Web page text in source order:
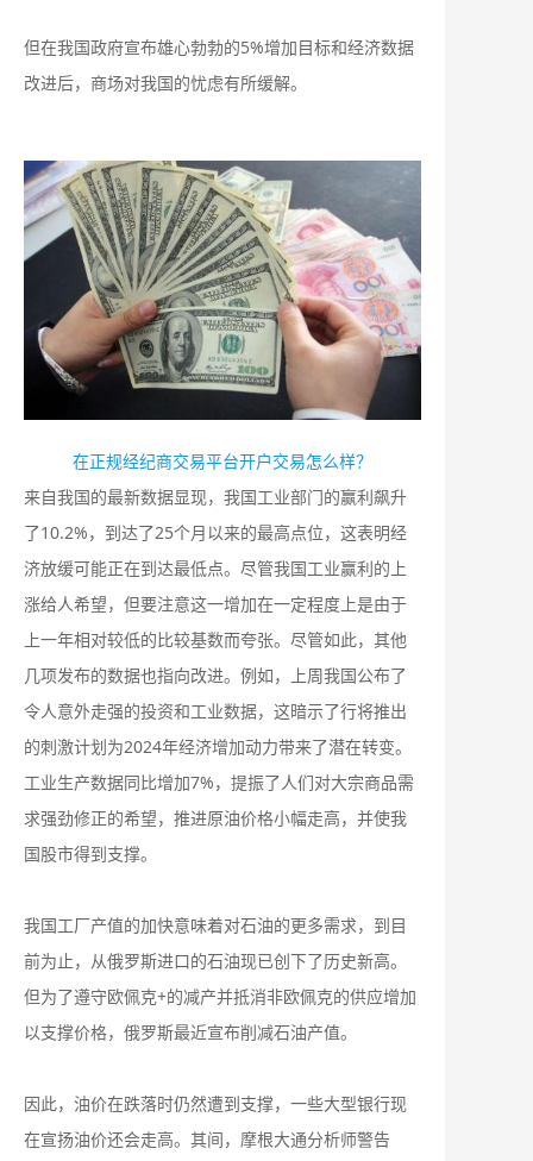
但在我国政府宣布雄心勃勃的5%增加目标和经济数据
改进后，商场对我国的忧虑有所缓解。
在正规经纪商交易平台开户交易怎么样？
来自我国的最新数据显现，我国工业部门的赢利飙升
了10.2%，到达了25个月以来的最高点位，这表明经
济放缓可能正在到达最低点。尽管我国工业赢利的上
涨给人希望，但要注意这一增加在一定程度上是由于
上一年相对较低的比较基数而夸张。尽管如此，其他
几项发布的数据也指向改进。例如，上周我国公布了
令人意外走强的投资和工业数据，这暗示了行将推出
的刺激计划为2024年经济增加动力带来了潜在转变。
工业生产数据同比增加7%，提振了人们对大宗商品需
求强劲修正的希望，推进原油价格小幅走高，并使我
国股市得到支撑。
我国工厂产值的加快意味着对石油的更多需求，到目
前为止，从俄罗斯进口的石油现已创下了历史新高。
但为了遵守欧佩克+的减产并抵消非欧佩克的供应增加
以支撑价格，俄罗斯最近宣布削减石油产值。
因此，油价在跌落时仍然遭到支撑，一些大型银行现
在宣扬油价还会走高。其间，摩根大通分析师警告